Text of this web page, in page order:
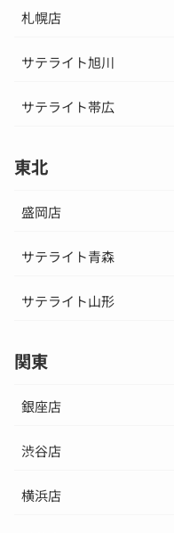
札幌店
サテライト旭川
サテライト帯広
東北
盛岡店
サテライト青森
サテライト山形
関東
銀座店
渋谷店
横浜店